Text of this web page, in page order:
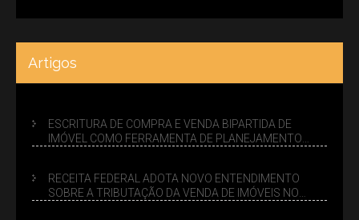
Artigos
ESCRITURA DE COMPRA E VENDA BIPARTIDA DE
IMÓVEL COMO FERRAMENTA DE PLANEJAMENTO
RECEITA FEDERAL ADOTA NOVO ENTENDIMENTO
SOBRE A TRIBUTAÇÃO DA VENDA DE IMÓVEIS NO